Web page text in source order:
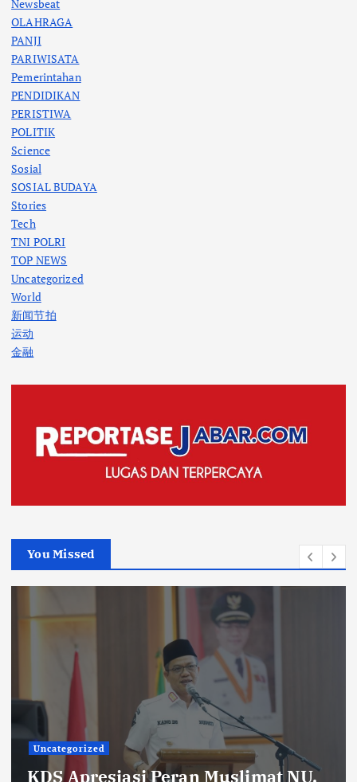
Newsbeat
OLAHRAGA
PANJI
PARIWISATA
Pemerintahan
PENDIDIKAN
PERISTIWA
POLITIK
Science
Sosial
SOSIAL BUDAYA
Stories
Tech
TNI POLRI
TOP NEWS
Uncategorized
World
新闻节拍
运动
金融
You Missed
Uncategorized
KDS Sambut Kunjungan Kepala Staf
Kepresidenan, Sekolah Rakyat